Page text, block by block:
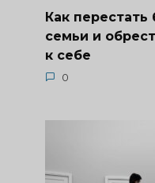
Как
семьи и
к себе
0